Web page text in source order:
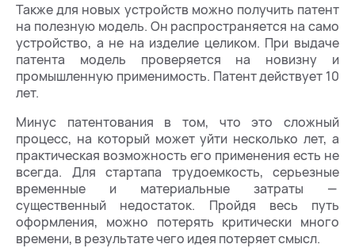
Также для новых устройств можно получить патент
на полезную модель. Он распространяется на само
устройство, а не на изделие целиком. При выдаче
патента модель проверяется на новизну и
промышленную применимость. Патент действует 10
лет.
Минус патентования в том, что это сложный
процесс, на который может уйти несколько лет, а
практическая возможность его применения есть не
всегда. Для стартапа трудоемкость, серьезные
временные и материальные затраты —
существенный недостаток. Пройдя весь путь
оформления, можно потерять критически много
времени, в результате чего идея потеряет смысл.